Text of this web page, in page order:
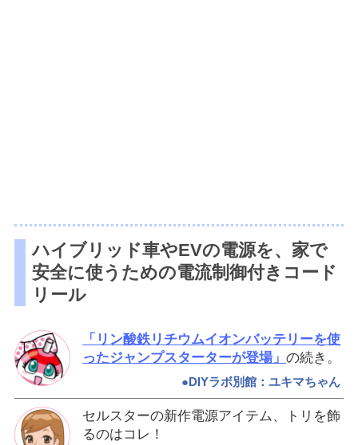
ハイブリッド車やEVの電源を、家で
安全に使うための電流制御付きコード
リール
「リン酸鉄リチウムイオンバッテリーを使
ったジャンプスターターが登場」 の続き。
●DIYラボ別館：ユキマちゃん
セルスターの新作電源アイテム、トリを飾
るのはコレ！